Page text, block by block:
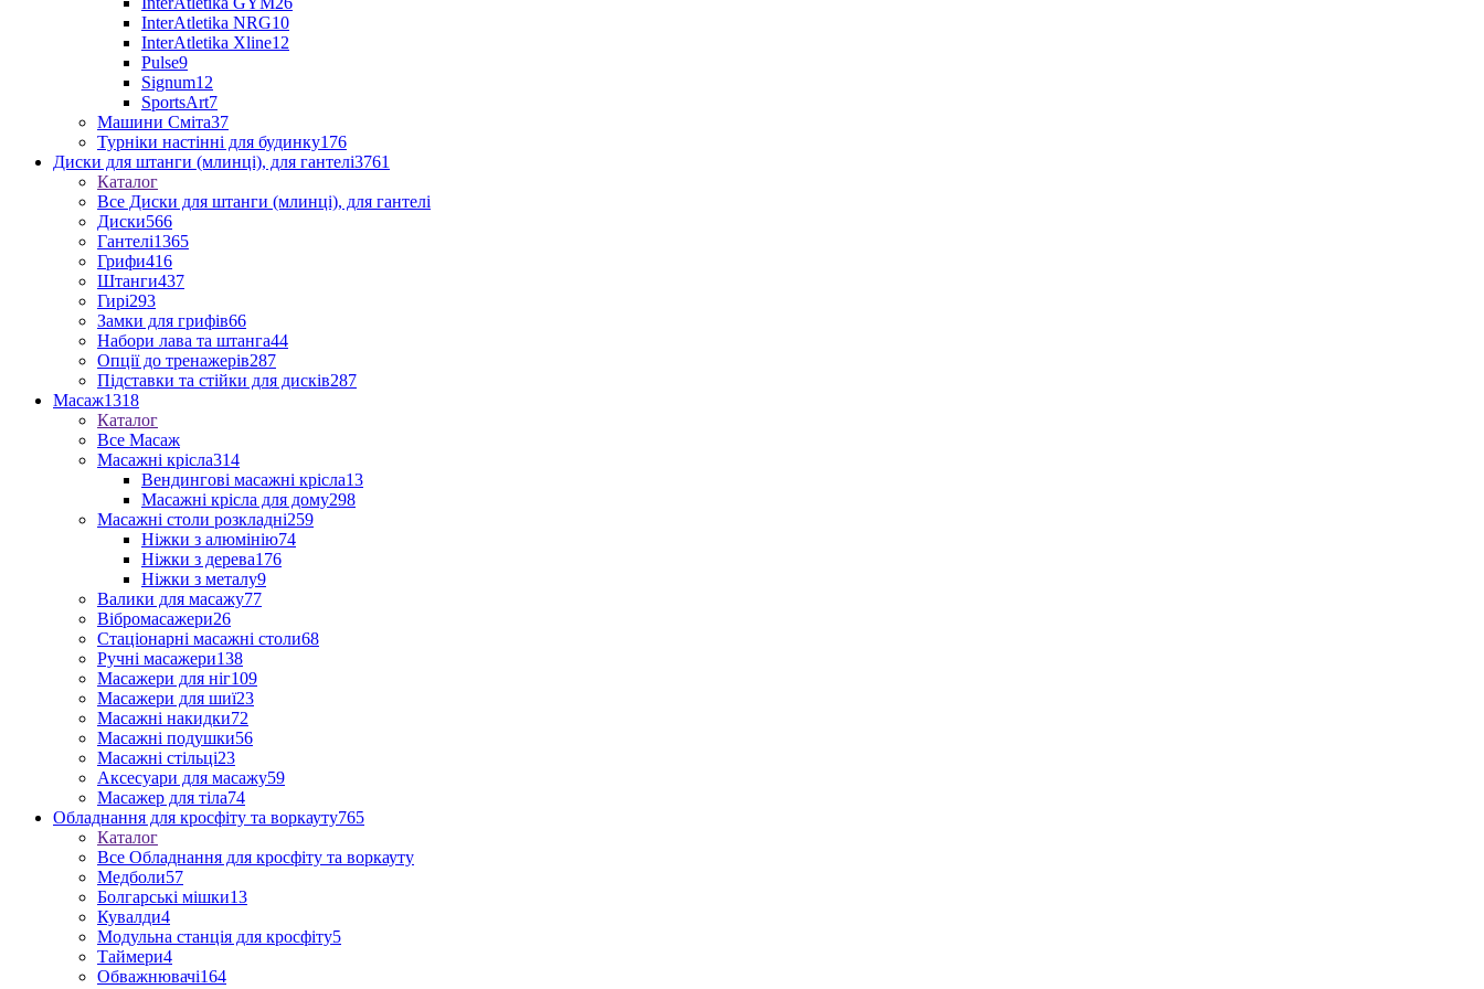
InterAtletika NRG10
InterAtletika Xline12
Pulse9
Signum12
SportsArt7
Машини Сміта37
Турніки настінні для будинку176
Диски для штанги (млинці), для гантелі3761
Каталог
Все Диски для штанги (млинці), для гантелі
Диски566
Гантелі1365
Грифи416
Штанги437
Гирі293
Замки для грифів66
Набори лава та штанга44
Опції до тренажерів287
Підставки та стійки для дисків287
Масаж1318
Каталог
Все Масаж
Масажні крісла314
Вендингові масажні крісла13
Масажні крісла для дому298
Масажні столи розкладні259
Ніжки з алюмінію74
Ніжки з дерева176
Ніжки з металу9
Валики для масажу77
Вібромасажери26
Стаціонарні масажні столи68
Ручні масажери138
Масажери для ніг109
Масажери для шиї23
Масажні накидки72
Масажні подушки56
Масажні стільці23
Аксесуари для масажу59
Масажер для тіла74
Обладнання для кросфіту та воркауту765
Каталог
Все Обладнання для кросфіту та воркауту
Медболи57
Болгарські мішки13
Кувалди4
Модульна станція для кросфіту5
Таймери4
Обважнювачі164